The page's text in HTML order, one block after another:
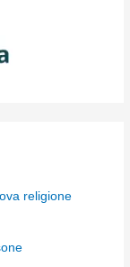
religione